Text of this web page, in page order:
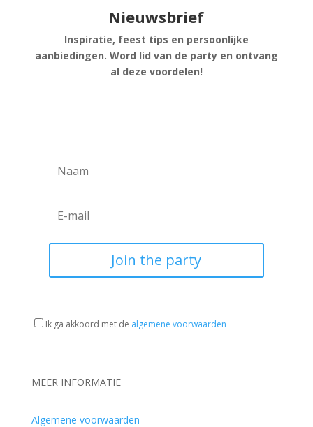
Nieuwsbrief
Inspiratie, feest tips en persoonlijke
aanbiedingen. Word lid van de party en ontvang
al deze voordelen!
Join the party
Ik ga akkoord met de algemene voorwaarden
MEER INFORMATIE
Algemene voorwaarden